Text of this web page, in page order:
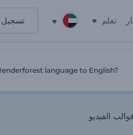
تعلم تسجيل
الفيديو
language to English?